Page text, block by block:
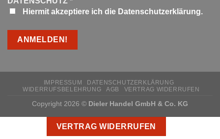
Hiermit akzeptiere ich die Datenschutzerklärung.
IMPRESSUM
DATENSCHUTZERKLÄRUNG
WIDERRUFSBELEHRUNG
AGB VERTRAG WIDERRUFEN
Copyright 2026 © Dieler Handel GmbH & Co. KG
VERTRAG WIDERRUFEN